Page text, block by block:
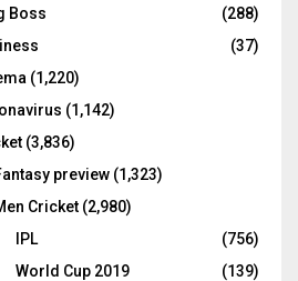
C
Boss
(288)
(37)
(1,220)
(1,142)
(3,836)
preview (1,323)
Cricket (2,980)
IPL
(756)
World Cup 2019
(139)